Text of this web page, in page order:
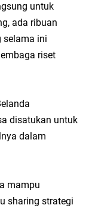
untuk
ada ribuan
selama ini
riset
disatukan untuk
dalam
mampu
sharing strategi